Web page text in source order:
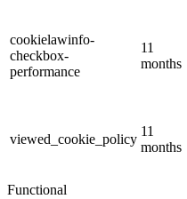
cookielawinfo-
checkbox-
performance
11
months
viewed_cookie_policy
11
months
Functional